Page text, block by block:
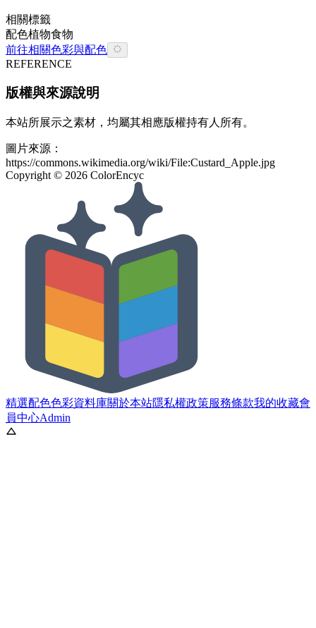
相關標籤
配色植物食物
前往相關色彩與配色
REFERENCE
版權與來源說明
本站所展示之素材，均屬其相應版權持有人所有。
圖片來源：
https://commons.wikimedia.org/wiki/File:Custard_Apple.jpg
Copyright © 2026 ColorEncyc
精選配色色彩資料庫關於本站隱私權政策服務條款我的收藏會
員中心Admin